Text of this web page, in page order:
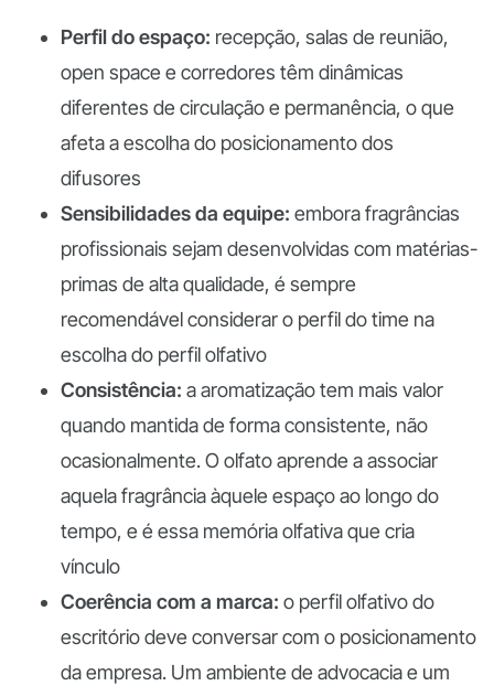
Perfil do espaço: recepção, salas de reunião,
open space e corredores têm dinâmicas
diferentes de circulação e permanência, o que
afeta a escolha do posicionamento dos
difusores
Sensibilidades da equipe: embora fragrâncias
profissionais sejam desenvolvidas com matérias-
primas de alta qualidade, é sempre
recomendável considerar o perfil do time na
escolha do perfil olfativo
Consistência: a aromatização tem mais valor
quando mantida de forma consistente, não
ocasionalmente. O olfato aprende a associar
aquela fragrância àquele espaço ao longo do
tempo, e é essa memória olfativa que cria
vínculo
Coerência com a marca: o perfil olfativo do
escritório deve conversar com o posicionamento
da empresa. Um ambiente de advocacia e um